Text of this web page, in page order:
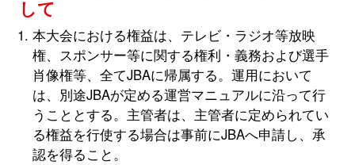
して
本大会における権益は、テレビ・ラジオ等放映
権、スポンサー等に関する権利・義務および選手
肖像権等、全てJBAに帰属する。運用において
は、別途JBAが定める運営マニュアルに沿って行
うこととする。主管者は、主管者に定められてい
る権益を行使する場合は事前にJBAへ申請し、承
認を得ること。